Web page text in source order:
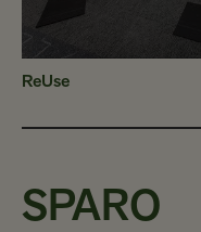
ReUse
SPARO